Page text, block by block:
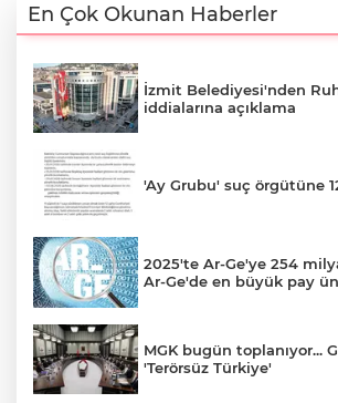
En Çok Okunan Haberler
İzmit Belediyesi'nden
iddialarına açıklama
'Ay Grubu' suç örgütüne
2025'te Ar-Ge'ye 254
Ar-Ge'de en büyük pay
MGK bugün toplanıyor...
'Terörsüz Türkiye'